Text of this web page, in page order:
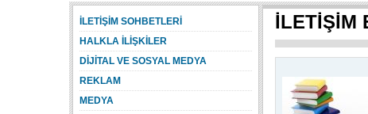
İLETİŞİM
İLETİŞİM SOHBETLERİ
HALKLA İLİŞKİLER
DİJİTAL VE SOSYAL MEDYA
REKLAM
MEDYA